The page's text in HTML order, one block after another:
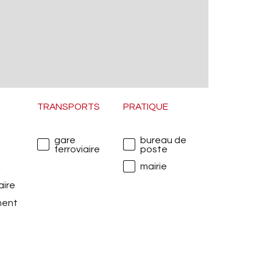
TRANSPORTS
gare
ferroviaire
PRATIQUE
bureau de
poste
mairie